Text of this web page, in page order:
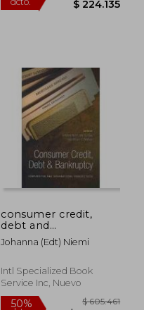
50%
dcto.
consumer credit,
debt and
bankruptcy,comparative
and international
Johanna (edt) Niemi
Intl Specialized Book
Service Inc, Nuevo